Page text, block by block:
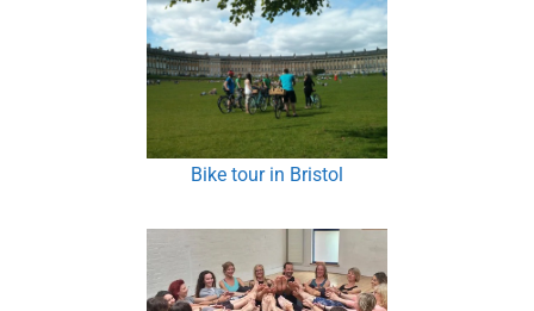
Bike tour in Bristol